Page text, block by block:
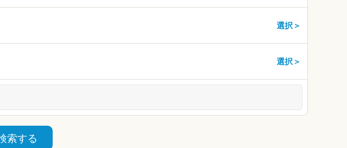
選択＞
選択＞
索する